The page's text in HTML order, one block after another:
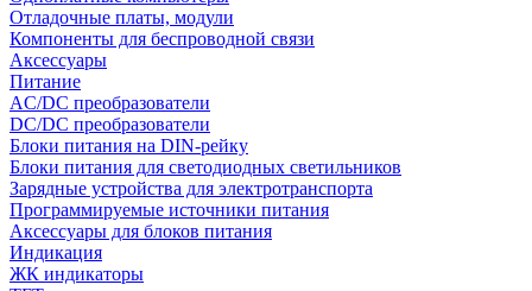
Отладочные платы, модули
Компоненты для беспроводной связи
Аксессуары
Питание
AC/DC преобразователи
DC/DC преобразователи
Блоки питания на DIN-рейку
Блоки питания для светодиодных светильников
Зарядные устройства для электротранспорта
Программируемые источники питания
Аксессуары для блоков питания
Индикация
ЖК индикаторы